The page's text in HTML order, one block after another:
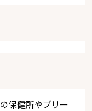
保健所やブリー